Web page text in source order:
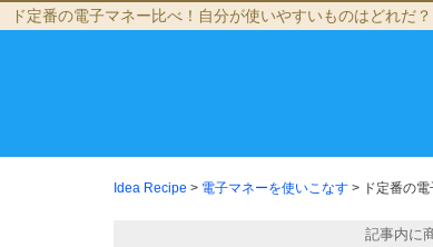
ド定番の電子マネー比べ！自分が使いやすいものはどれだ？
Idea Recipe > 電子マネーを使いこなす > ド定番の
記事内に